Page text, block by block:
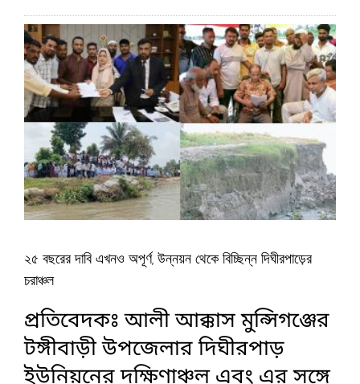
২৫ বছরের দাবি এখনও অপূর্ণ, উন্নয়ন থেকে বিচ্ছিন্ন দিঘীরপাড়ের
চরাঞ্চল
প্রতিবেদকঃ আলী আক্কাস মুন্সিগঞ্জের
টঙ্গীবাড়ী উপজেলার দিঘীরপাড়
ইউনিয়নের দক্ষিণাঞ্চল এবং এর সঙ্গে